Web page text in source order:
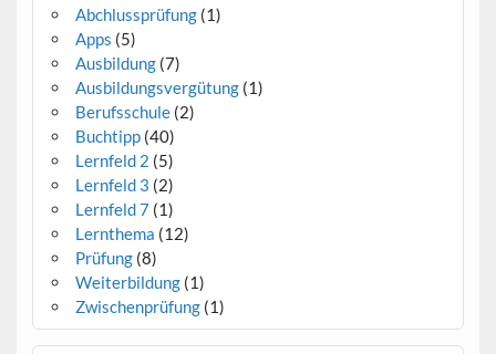
Abchlussprüfung(1)
Apps (5)
Ausbildung(7)
Ausbildungsvergütung(1)
Berufsschule(2)
Buchtipp(40)
Lernfeld 2 (5)
Lernfeld 3 (2)
Lernfeld 7(1)
Lernthema (12)
Prüfung(8)
Weiterbildung(1)
Zwischenprüfung(1)